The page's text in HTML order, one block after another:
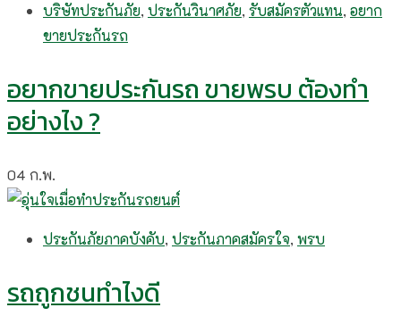
บริษัทประกันภัย, ประกันวินาศภัย, รับสมัครตัวแทน, อยาก
ขายประกันรถ
อยากขายประกันรถ ขายพรบ ต้องทำ
อย่างไง ?
04 ก.พ.
ประกันภัยภาคบังคับ, ประกันภาคสมัครใจ, พรบ
รถถูกชนทำไงดี